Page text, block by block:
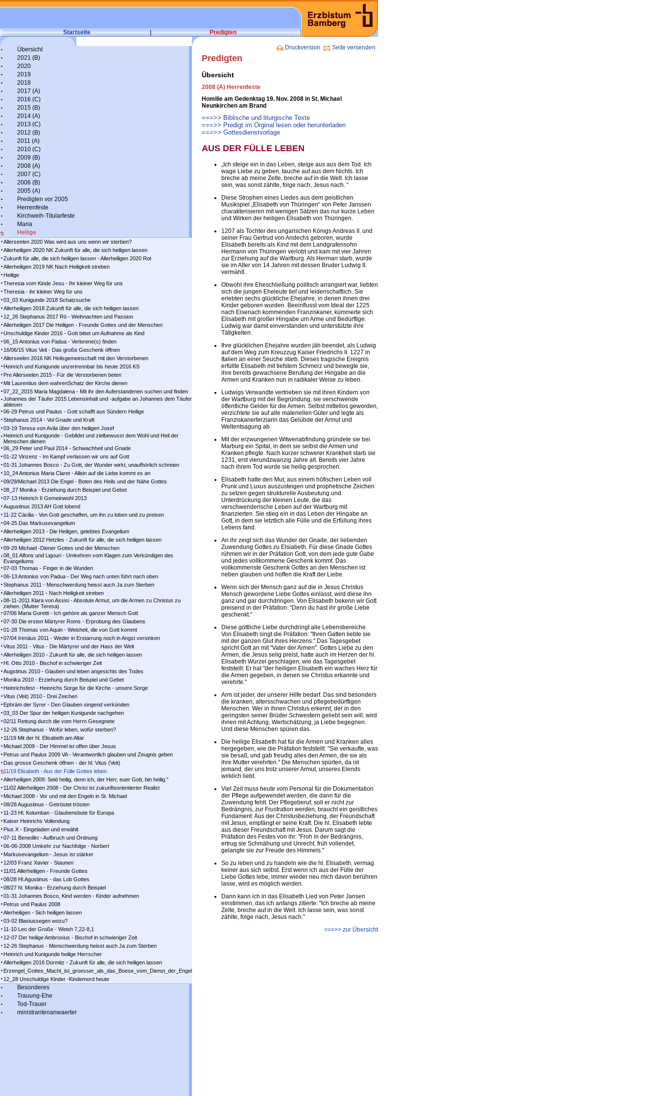
Startseite | Predigten
Übersicht
2021 (B)
2020
2019
2018
2017 (A)
2016 (C)
2015 (B)
2014 (A)
2013 (C)
2012 (B)
2011 (A)
2010 (C)
2009 (B)
2008 (A)
2007 (C)
2006 (B)
2005 (A)
Predigten vor 2005
Herrenfeste
Kirchweih-Titularfeste
Maria
Heilige
Allerseelen 2020 Was wird aus uns wenn wir sterben?
Allerheiligen 2020 NK Zukunft für alle, die sich heiligen lassen
Zukunft für alle, die sich heiligen lassen - Allerheiligen 2020 Rot
Allerheiligen 2019 NK Nach Heiligkeit streben
Heilige
Theresia vom Kinde Jesu - Ihr kleiner Weg für uns
Theresia - ihr kleiner Weg für uns
03_03 Kunigunde 2018 Schatzsuche
Allerheiligen 2018 Zukunft für alle, die sich heiligen lassen
12_26 Stephanus 2017 Rö - Weihnachten und Passion
Allerheiligen 2017 Die Heiligen - Freunde Gottes und der Menschen
Unschuldige Kinder 2016 - Gott bittet um Aufnahme als Kind
06_15 Antonius von Padua - Verlorene(s) finden
16/06/15 Vitus Veit - Das große Geschenk öffnen
Allerseelen 2016 NK Heilsgemeinschaft mit den Verstorbenen
Heinrich und Kunigunde unzertrennbar bis heute 2016 KS
Pre Allerseelen 2015 - Für die Verstorbenen beten
Mit Laurentius dem wahrenSchatz der Kirche dienen
07_22_2015 Maria Magdalena - Mit ihr den Auferstandenen suchen und finden
Johannes der Täufer 2015 Lebensinhalt und -aufgabe an Johannes dem Täufer
ablesen
06-29 Petrus und Paulus - Gott schafft aus Sündern Heilige
Stephanus 2014 - Vol Gnade und Kraft
03-19 Teresa von Avila über den heiligen Josef
Heinrich und Kunigunde - Gebildet und zielbewusst dem Wohl und Heil der
Menschen dienen
06_29 Peter und Paul 2014 - Schwachheit und Gnade
01-22 Vinzenz - Im Kampf ver­las­sen wir uns auf Gott
01-31 Johannes Bosco - Zu Gott, der Wunder wirkt, unaufhörlich schreien
10_24 Antonius Maria Claret - Allein auf die Liebe kommt es an
09/29/Michael 2013 Die Engel - Boten des Heils und der Nähe Gottes
08_27 Monika - Erziehung durch Beispiel und Gebet
07-13 Heinrich II Gemeinwohl 2013
Augustinus 2013 AH Gott lobend
11-22 Cäcilia - Von Gott geschaffen, um ihn zu loben und zu preisen
04-25 Das Markusevangelium
Allerheiligen 2013 - Die Heiligen, gelebtes Evangelium
Allerheiligen 2012 Hetzles - Zukunft für alle, die sich heiligen lassen
09-29 Michael -Diener Gottes und der Menschen
08_01 Alfons und Ligouri - Umkehren vom Klagen zum Verkündigen des
Evangeliums
07-03 Thomas - Finger in die Wunden
06-13 Antonius von Padua - Der Weg nach unten führt nach oben
Stephanus 2011 - Menschwerdung heisst auch Ja zum Sterben
Allerheiligen 2011 - Nach Heiligkeit streben
08-11-2011 Klara von Assisi - Absolute Armut, um die Armen zu Christus zu
ziehen. (Mutter Teresa)
07/06 Maria Goretti - Ich gehöre als ganzer Mensch Gott
07-30 Die ersten Märtyrer Roms - Erprobung des Glaubens
01-28 Thomas von Aquin - Weisheit, die von Gott kommt
07/04 Irenäus 2011 - Weder in Erstarrung noch in Angst versinken
Vitus 2011 - Vitus - Die Märtyrer und der Hass der Welt
Allerheiligen 2010 - Zukunft für alle, die sich heiligen lassen
Hl. Otto 2010 - Bischof in schwieriger Zeit
Augstinus 2010 - Glauben und leben angesichts des Todes
Monika 2010 - Erziehung durch Beispiel und Gebet
Heinrichsfest - Heinrichs Sorge für die Kirche - unsere Sorge
Vitus (Veit) 2010 - Drei Zeichen
Ephräm der Syrer - Den Glauben singend verkünden
03_03 Der Spur der heiligen Kunigunde nachgehen
02/11 Rettung durch die vom Herrn Gesegnete
12-26 Stephanus - Wofür leben, wofür sterben?
11/19 Mit der hl. Elisabeth am Altar
Michael 2009 - Der Himmel ist offen über Jesus
Petrus und Paulus 2009 VA - Verantwortlich glauben und Zeugnis geben
Das grosse Geschenk öffnen - der hl. Vitus (Veit)
11/19 Elisabeth - Aus der Fülle Gottes leben
Allerheiligen 2009: Seid heilig, denn ich, der Herr, euer Gott, bin heilig."
11/02 Allerheiligen 2008 - Der Christ ist zukunftsorientierter Realist
Michael 2008 - Vor und mit den Engeln in St. Michael
08/28 Augustinus - Getröstet trösten
11-23 Hl. Kolumban - Glaubensbote für Europa
Kaiser Heinrichs Vollendung
Pius X - Eingeladen und erwählt
07-11 Benedikt - Aufbruch und Ordnung
06-06-2008 Umkehr zur Nachfolge - Norbert
Markusevangelium - Jesus ist stärker
12/03 Franz Xavier - Staunen
11/01 Allerheiligen - Freunde Gottes
08/28 Hl.Agustinus - das Lob Gottes
08/27 hl. Monika - Erziehung durch Beispiel
01-31 Johannes Bosco, Kind werden - Kinder aufnehmen
Petrus und Paulus 2008
Alerheiligen - Sich heiligen lassen
03-02 Blasiussegen wozu?
11-10 Leo der Große - Weish 7,22-8,1
12-07 Der heilige Ambrosius - Bischof in schwieriger Zeit
12-26 Stephanus - Menschwerdung heisst auch Ja zum Sterben
Heinrich und Kunigunde heilige Herrscher
Allerheiligen 2016 Dormitz - Zukunft für alle, die sich heiligen lassen
Erzengel_Gottes_Macht_ist_groesser_als_das_Boese_vom_Dienst_der_Engel
12_28 Unschuldige Kinder -Kindemord heute
Besonderes
Trauung-Ehe
Tod-Trauer
ministrantenanwaerter
Druckversion Seite versenden
Predigten
Übersicht
2008 (A) Herrenfeste
Homilie am Gedenktag 19. Nov. 2008 in St. Michael
Neunkirchen am Brand
===>> Biblische und liturgische Texte
===>> Predigt im Orginal lesen oder herunterladen
===>> Gottesdienstvorlage
AUS DER FÜLLE LEBEN
„Ich steige ein in das Leben, steige aus aus dem Tod. Ich
wage Liebe zu geben, tauche auf aus dem Nichts. Ich
breche ab meine Zelte, breche auf in die Welt. Ich lasse
sein, was sonst zählte, folge nach, Jesus nach. “
Diese Strophen eines Liedes aus dem geistlichen
Musikspiel „Elisabeth von Thüringen“ von Peter Janssen
charakterisieren mit wenigen Sätzen das nur kurze Leben
und Wirken der heiligen Elisabeth von Thüringen.
1207 als Tochter des ungarischen Königs Andreas II. und
seiner Frau Gertrud von Andechs geboren, wurde
Elisabeth bereits als Kind mit dem Landgrafensohn
Hermann von Thüringen verlobt und kam mit vier Jahren
zur Erziehung auf die Wartburg. Als Herman starb, wurde
sie im Alter von 14 Jahren mit dessen Bruder Ludwig II.
vermählt.
Obwohl ihre Eheschließung politisch arrangiert war, liebten
sich die jungen Eheleute tief und leidenschaftlich. Sie
erlebten sechs glückliche Ehejahre, in denen ihnen drei
Kinder geboren wurden. Beeinflusst vom Ideal der 1225
nach Eisenach kommenden Franziskaner, kümmerte sich
Elisabeth mit großer Hingabe um Arme und Bedürftige.
Ludwig war damit einverstanden und unterstützte ihre
Tätigkeiten.
Ihre glücklichen Ehejahre wurden jäh beendet, als Ludwig
auf dem Weg zum Kreuzzug Kaiser Friedrichs II. 1227 in
Italien an einer Seuche starb. Dieses tragische Ereignis
erfüllte Elisabeth mit tiefstem Schmerz und bewegte sie,
ihre bereits gewachsene Berufung der Hingabe an die
Armen und Kranken nun in radikaler Weise zu leben.
Ludwigs Verwandte vertrieben sie mit ihren Kindern von
der Wartburg mit der Begründung, sie verschwende
öffentliche Gelder für die Armen. Selbst mittellos geworden,
verzichtete sie auf alle materiellen Güter und legte als
Franziskanerterziarin das Gelübde der Armut und
Weltentsagung ab.
Mit der erzwungenen Witwenabfindung gründete sie bei
Marburg ein Spital, in dem sie selbst die Armen und
Kranken pflegte. Nach kurzer schwerer Krankheit starb sie
1231, erst vierundzwanzig Jahre alt. Bereits vier Jahre
nach ihrem Tod wurde sie heilig gesprochen.
Elisabeth hatte den Mut, aus einem höfischen Leben voll
Prunk und Luxus auszusteigen und prophetische Zeichen
zu setzen gegen strukturelle Ausbeutung und
Unterdrückung der kleinen Leute, die das
verschwenderische Leben auf der Wartburg mit
finanzierten. Sie stieg ein in das Leben der Hingabe an
Gott, in dem sie letztlich alle Fülle und die Erfüllung ihres
Lebens fand.
An ihr zeigt sich das Wunder der Gnade, der liebenden
Zuwendung Gottes zu Elsiabeth. Für diese Gnade Gottes
rühmen wir in der Präfation Gott, von dem jede gute Gabe
und jedes vollkommene Geschenk kommt. Das
vollkommenste Geschenk Gottes an den Menschen ist
neben glauben und hoffen die Kraft der Liebe.
Wenn sich der Mensch ganz auf die in Jesus Christus
Mensch gewordene Liebe Gottes einlässt, wird diese ihn
ganz und gar durchdringen. Von Elisabeth bekenn wir Gott
preisend in der Präfation: "Denn du hast ihr große Liebe
geschenkt."
Diese göttliche Liebe durchdringt alle Lebensbereiche.
Von Elisabeth singt die Präfation: "Ihren Gatten liebte sie
mit der ganzen Glut ihres Herzens." Das Tagesgebet
spricht Gott an mit "Vater der Armen". Gottes Liebe zu den
Armen, die Jesus selig preist, hatte auch im Herzen der hl.
Elisabeth Wurzel geschlagen, wie das Tagesgebet
feststellt: Er hat "der heiligen Elisabeth ein waches Herz für
die Armen gegeben, in denen sie Christus erkannte und
verehrte."
Arm ist jeder, der unserer Hilfe bedarf. Das sind besonders
die kranken, altersschwachen und pflegebedürftigen
Menschen. Wer in ihnen Christus erkennt, der in den
geringsten seiner Brüder Schwestern geliebt sein will, wird
ihnen mit Achtung, Wertschätzung, ja Liebe begegnen.
Und diese Menschen spüren das.
Die heilige Elisabeth hat für die Armen und Kranken alles
hergegeben, wie die Präfation feststellt: "Sie verkaufte, was
sie besaß, und gab freudig alles den Armen, die sie als
ihre Mutter verehrten." Die Menschen spürten, da ist
jemand, der uns trotz unserer Armut, unseres Elends
wirklich liebt.
Viel Zeit muss heute vom Personal für die Dokumentation
der Pflege aufgewendet werden, die dann für die
Zuwendung fehlt. Der Pflegeberuf, soll er nicht zur
Bedrängnis, zur Frustration werden, braucht ein geistliches
Fundament: Aus der Christusbeziehung, der Freundschaft
mit Jesus, empfängt er seine Kraft. Die hl. Elisabeth lebte
aus dieser Freundschaft mit Jesus. Darum sagt die
Präfation des Festes von ihr: "Froh in der Bedrängnis,
ertrug sie Schmähung und Unrecht, früh vollendet,
gelangte sie zur Freude des Himmels."
So zu leben und zu handeln wie die hl. Elisabeth, vermag
keiner aus sich selbst. Erst wenn ich aus der Fülle der
Liebe Gottes lebe, immer wieder neu mich davon berühren
lasse, wird es möglich werden.
Dann kann ich in das Elisabeth Lied von Peter Jansen
einstimmen, das ich anfangs zitierte: "Ich breche ab meine
Zelte, breche auf in die Welt. Ich lasse sein, was sonst
zählte, folge nach, Jesus nach."
===>> zur Übersicht